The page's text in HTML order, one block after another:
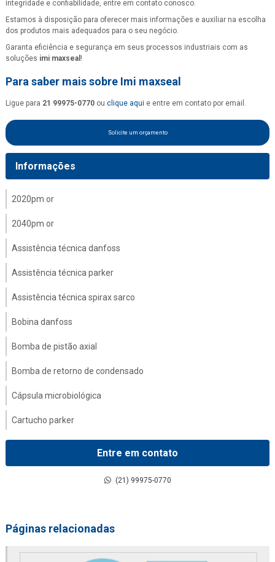
integridade e confiabilidade, entre em contato conosco.
Estamos à disposição para oferecer mais informações e auxiliar na escolha
dos produtos mais adequados para o seu negócio.
Garanta eficiência e segurança em seus processos industriais com as
soluções imi maxseal !
Para saber mais sobre Imi maxseal
Ligue para 21 99975-0770 ou clique aqui e entre em contato por email.
Solicite um orçamento
Informações
2020pm or
2040pm or
Assistência técnica danfoss
Assistência técnica parker
Assistência técnica spirax sarco
Bobina danfoss
Bomba de pistão axial
Bomba de retorno de condensado
Cápsula microbiológica
Cartucho parker
Comandos hidráulicos
Entre em contato
(21) 99975-0770
Páginas relacionadas